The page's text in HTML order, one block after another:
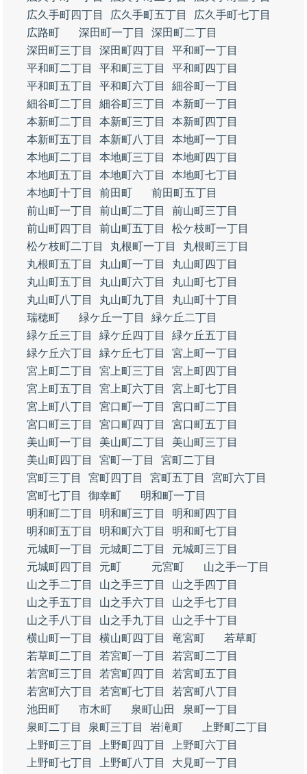
広久手町四丁目
広久手町五丁目
広久手町七丁目
広路町
深田町一丁目
深田町二丁目
深田町三丁目
深田町四丁目
平和町一丁目
平和町二丁目
平和町三丁目
平和町四丁目
平和町五丁目
平和町六丁目
細谷町一丁目
細谷町二丁目
細谷町三丁目
本新町一丁目
本新町二丁目
本新町三丁目
本新町四丁目
本新町五丁目
本新町八丁目
本地町一丁目
本地町二丁目
本地町三丁目
本地町四丁目
本地町五丁目
本地町六丁目
本地町七丁目
本地町十丁目
前田町
前田町五丁目
前山町一丁目
前山町二丁目
前山町三丁目
前山町四丁目
前山町五丁目
松ケ枝町一丁目
松ケ枝町二丁目
丸根町一丁目
丸根町三丁目
丸根町五丁目
丸山町一丁目
丸山町四丁目
丸山町五丁目
丸山町六丁目
丸山町七丁目
丸山町八丁目
丸山町九丁目
丸山町十丁目
瑞穂町
緑ケ丘一丁目
緑ケ丘二丁目
緑ケ丘三丁目
緑ケ丘四丁目
緑ケ丘五丁目
緑ケ丘六丁目
緑ケ丘七丁目
宮上町一丁目
宮上町二丁目
宮上町三丁目
宮上町四丁目
宮上町五丁目
宮上町六丁目
宮上町七丁目
宮上町八丁目
宮口町一丁目
宮口町二丁目
宮口町三丁目
宮口町四丁目
宮口町五丁目
美山町一丁目
美山町二丁目
美山町三丁目
美山町四丁目
宮町一丁目
宮町二丁目
宮町三丁目
宮町四丁目 宮町五丁目
宮町六丁目
宮町七丁目
御幸町
明和町一丁目
明和町二丁目
明和町三丁目
明和町四丁目
明和町五丁目
明和町六丁目
明和町七丁目
元城町一丁目
元城町二丁目
元城町三丁目
元城町四丁目
元町 元宮町
山之手一丁目
山之手二丁目
山之手三丁目
山之手四丁目
山之手五丁目
山之手六丁目
山之手七丁目
山之手八丁目
山之手九丁目
山之手十丁目
横山町一丁目
横山町四丁目 竜宮町
若草町
若草町二丁目
若宮町一丁目
若宮町二丁目
若宮町三丁目
若宮町四丁目
若宮町五丁目
若宮町六丁目
若宮町七丁目
若宮町八丁目
池田町
市木町 泉町山田
泉町一丁目
泉町二丁目
泉町三丁目 岩滝町
上野町二丁目
上野町三丁目
上野町四丁目
上野町六丁目
上野町七丁目
上野町八丁目
大見町一丁目